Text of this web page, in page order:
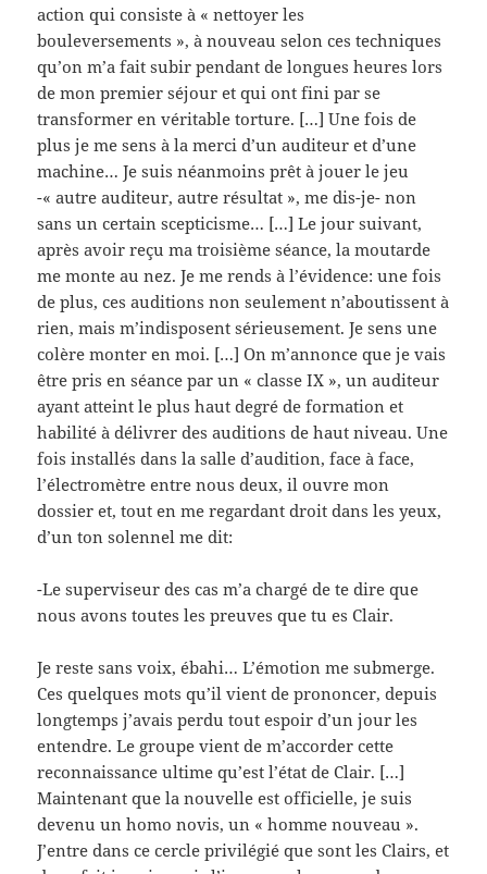
action qui consiste à « nettoyer les
bouleversements », à nouveau selon ces techniques
qu’on m’a fait subir pendant de longues heures lors
de mon premier séjour et qui ont fini par se
transformer en véritable torture. […] Une fois de
plus je me sens à la merci d’un auditeur et d’une
machine… Je suis néanmoins prêt à jouer le jeu
-« autre auditeur, autre résultat », me dis-je- non
sans un certain scepticisme… […] Le jour suivant,
après avoir reçu ma troisième séance, la moutarde
me monte au nez. Je me rends à l’évidence: une fois
de plus, ces auditions non seulement n’aboutissent à
rien, mais m’indisposent sérieusement. Je sens une
colère monter en moi. […] On m’annonce que je vais
être pris en séance par un « classe IX », un auditeur
ayant atteint le plus haut degré de formation et
habilité à délivrer des auditions de haut niveau. Une
fois installés dans la salle d’audition, face à face,
l’électromètre entre nous deux, il ouvre mon
dossier et, tout en me regardant droit dans les yeux,
d’un ton solennel me dit:
-Le superviseur des cas m’a chargé de te dire que
nous avons toutes les preuves que tu es Clair.
Je reste sans voix, ébahi… L’émotion me submerge.
Ces quelques mots qu’il vient de prononcer, depuis
longtemps j’avais perdu tout espoir d’un jour les
entendre. Le groupe vient de m’accorder cette
reconnaissance ultime qu’est l’état de Clair. […]
Maintenant que la nouvelle est officielle, je suis
devenu un homo novis, un « homme nouveau ».
J’entre dans ce cercle privilégié que sont les Clairs, et